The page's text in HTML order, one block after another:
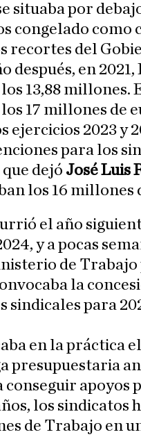
situaba por
congelado como
recortes del
después, en
los 13,88
los 17 millones de
ejercicios 2023 y
para los
dejó José Luis
los 16 millones
el año
y a pocas
de
la
sindicales para
en la práctica
presupuestaria
apoyos
los sindicatos
de Trabajo en